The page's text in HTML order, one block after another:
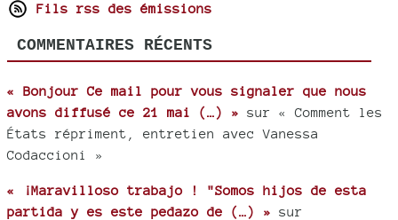
Fils rss des émissions
COMMENTAIRES RÉCENTS
« Bonjour Ce mail pour vous signaler que nous
avons diffusé ce 21 mai (…) » sur « Comment les
États répriment, entretien avec Vanessa
Codaccioni »
« ¡Maravilloso trabajo ! "Somos hijos de esta
partida y es este pedazo de (…) » sur